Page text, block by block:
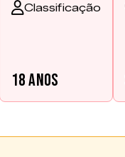
Classificação
18 anos